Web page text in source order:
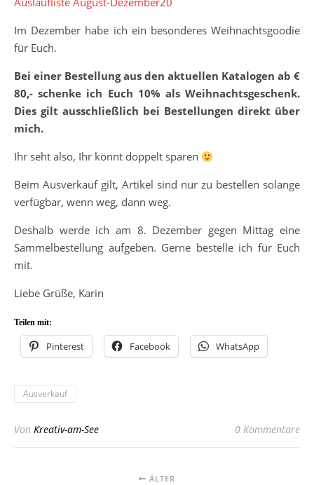
Im Dezember habe ich ein besonderes Weihnachtsgoodie
für Euch.
Bei einer Bestellung aus den aktuellen Katalogen ab €
80,- schenke ich Euch 10% als Weihnachtsgeschenk.
Dies gilt ausschließlich bei Bestellungen direkt über
mich.
Ihr seht also, Ihr könnt doppelt sparen
Beim Ausverkauf gilt, Artikel sind nur zu bestellen solange
verfügbar, wenn weg, dann weg.
Deshalb werde ich am 8. Dezember gegen Mittag eine
Sammelbestellung aufgeben. Gerne bestelle ich für Euch
mit.
Liebe Grüße, Karin
Teilen mit:
Pinterest Facebook WhatsApp
Ausverkauf
Von Kreativ-am-See 0 Kommentare
ÄLTER